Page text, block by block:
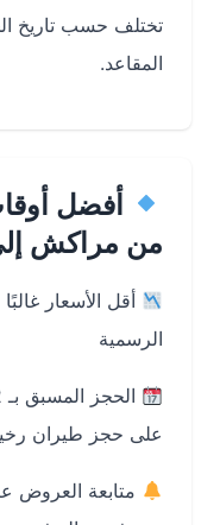
تختلف حسب تاريخ الحجز،
المقاعد.
أفضل أوقات
من مراكش إلى
أقل الأسعار غالبًا
الرسمية
على حجز طيران رخيص
متابعة العروض عبر